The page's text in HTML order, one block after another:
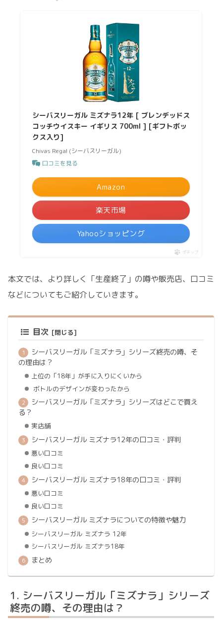
シーバスリーガル ミズナラ12年 [ ブレンデッドス
コッチウイスキー イギリス 700ml ] [ギフトボッ
クス入り]
Chivas Regal (シーバスリーガル)
口コミを見る
Amazon
楽天市場
Yahooショッピング
ポチップ
本文では、より詳しく「生産終了」の噂や販売店、口コミ
などについてもご紹介していきます。
目次
シーバスリーガル「ミズナラ」シリーズ終売の噂、そ
の理由は？
上位の「18年」が手に入りにくいから
ボトルのデザインが変わったから
シーバスリーガル「ミズナラ」シリーズはどこで買え
る？
実店舗
シーバスリーガル ミズナラ12年の口コミ・評判
悪い口コミ
良い口コミ
シーバスリーガル ミズナラ18年の口コミ・評判
悪い口コミ
良い口コミ
シーバスリーガル ミズナラについての特徴や魅力
シーバスリーガル ミズナラ 12年
シーバスリーガル ミズナラ18年
まとめ
シーバスリーガル「ミズナラ」シリーズ
終売の噂、その理由は？